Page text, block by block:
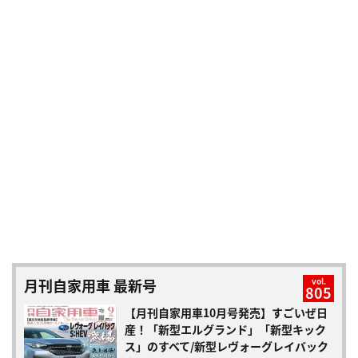
月刊自家用車 最新号 vol.
805
【月刊自家用車10月号発売】すごいぜ日
産！「新型エルグランド」「新型キック
ス」のすべて/新型レヴォーグレイバック